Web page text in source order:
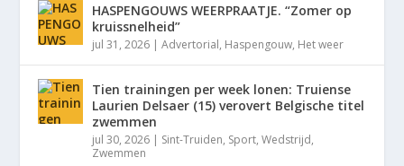
HASPENGOUWS WEERPRAATJE. “Zomer op
kruissnelheid”
jul 31, 2026 |Advertorial, Haspengouw, Het weer
Tien trainingen per week lonen: Truiense
Laurien Delsaer (15) verovert Belgische titel
zwemmen
jul 30, 2026 | Sint-Truiden, Sport,Wedstrijd,
Zwemmen